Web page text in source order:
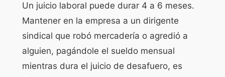
Un juicio laboral puede durar 4 a 6 meses.
Mantener en la empresa a un dirigente
sindical que robó mercadería o agredió a
alguien, pagándole el sueldo mensual
mientras dura el juicio de desafuero, es